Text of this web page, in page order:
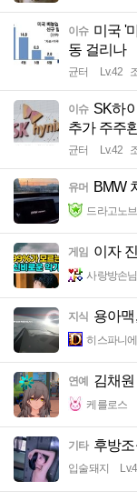
이슈 미국 '
동 걸리나
균터 Lv.42
이슈 SK하
추가 주주
균터 Lv.42
유머 BMW
드라고노브
게임 이자
사랑방손님
지식 용아맥
히스파니에
연예 김채원
케를로스
기타 후방
입술돼지